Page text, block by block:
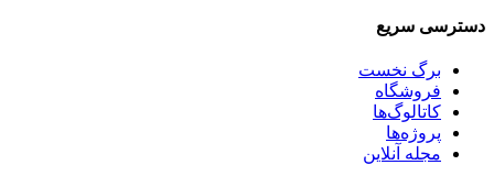
دسترسی سریع
برگ نخست
فروشگاه
کاتالوگ‌ها
پروژه‌ها
مجله آنلاین